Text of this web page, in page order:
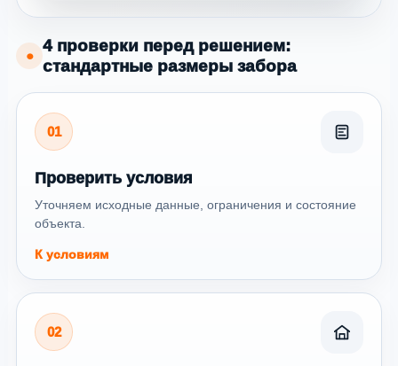
●
4 проверки перед решением:
стандартные размеры забора
01
Проверить условия
Уточняем исходные данные, ограничения и состояние
объекта.
К условиям
02